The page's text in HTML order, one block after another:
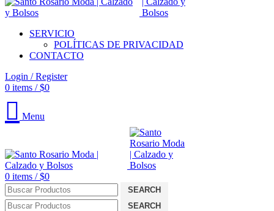
SERVICIO
POLÍTICAS DE PRIVACIDAD
CONTACTO
Login / Register
0 items / $0
Menu
0 items / $0
SEARCH
SEARCH